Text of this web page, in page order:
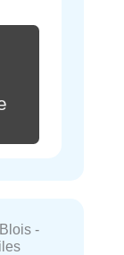
-